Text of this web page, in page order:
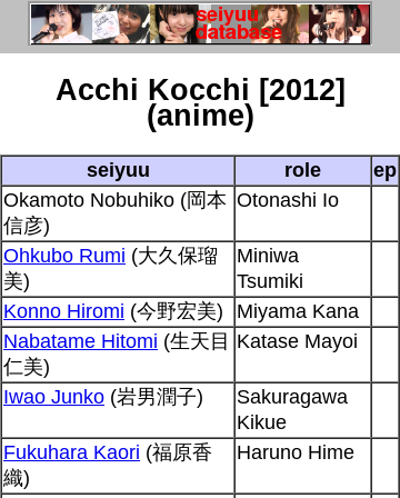
Acchi Kocchi [2012]
(anime)
seiyuu role
ep
Okamoto Nobuhiko (岡本
信彦)
Otonashi Io
Ohkubo Rumi (大久保瑠
美)
Miniwa
Tsumiki
Konno Hiromi (今野宏美)
Miyama Kana
Nabatame Hitomi (生天目
仁美)
Katase Mayoi
Iwao Junko (岩男潤子)
Sakuragawa
Kikue
Fukuhara Kaori (福原香
織)
Haruno Hime